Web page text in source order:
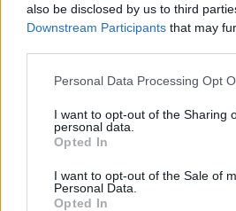
also be disclosed by us to third
Downstream Participants that may
Please note that this website/app
not limited to your visit or usage
grant or deny consent to Google and
use your data for below specified
consent section.
Personal Data Processing Opt
I want to opt-out of the Sharing
personal data.
Opted In
I want to opt-out of the Sale of
Personal Data.
Opted In
Jön még